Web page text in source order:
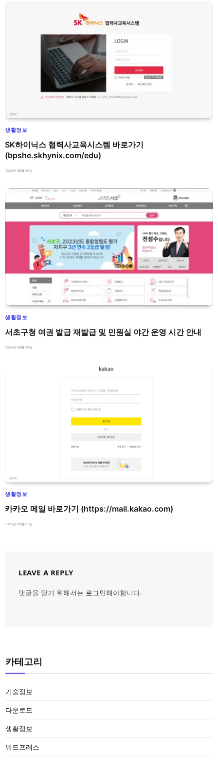
생활정보
SK하이닉스 협력사교육시스템 바로가기
(bpshe.skhynix.com/edu)
2026년 08월 06일
생활정보
서초구청 여권 발급 재발급 및 민원실 야간 운영 시간 안내
2026년 08월 04일
생활정보
카카오 메일 바로가기 (https://mail.kakao.com)
2026년 08월 03일
LEAVE A REPLY
댓글을 달기 위해서는 로그인해야합니다.
카테고리
기술정보
다운로드
생활정보
워드프레스